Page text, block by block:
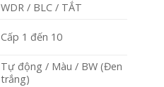
WDR / BLC / TẮT
Cấp 1 đến 10
Tự động / Màu / BW (Đen
trắng)